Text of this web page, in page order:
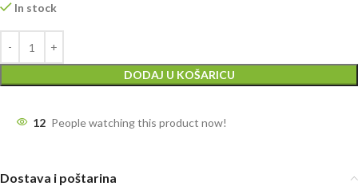
In stock
DODAJ U KOŠARICU
12 People watching this product now!
Dostava i poštarina